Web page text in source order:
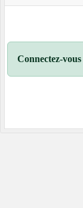
Connectez-vous